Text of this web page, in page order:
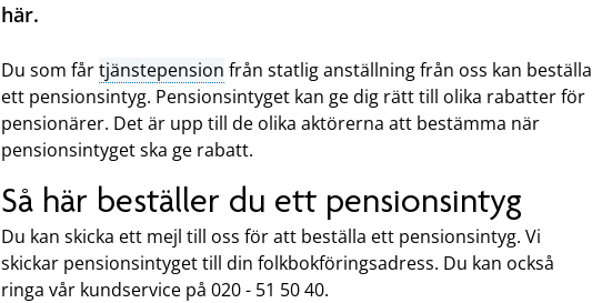
här.
Du som fårtjänstepension från statlig anställning från oss kan beställa
ett pensionsintyg. Pensionsintyget kan ge dig rätt till olika rabatter för
pensionärer. Det är upp till de olika aktörerna att bestämma när
pensionsintyget ska ge rabatt.
Så här beställer du ett pensionsintyg
Du kan skicka ett mejl till oss för att beställa ett pensionsintyg. Vi
skickar pensionsintyget till din folkbokföringsadress. Du kan också
ringa vår kundservice på 020 - 51 50 40.